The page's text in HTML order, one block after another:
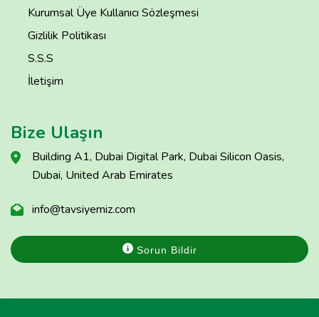
Kurumsal Üye Kullanıcı Sözleşmesi
Gizlilik Politikası
S.S.S
İletişim
Bize Ulaşın
Building A1, Dubai Digital Park, Dubai Silicon Oasis,
Dubai, United Arab Emirates
info@tavsiyemiz.com
Sorun Bildir